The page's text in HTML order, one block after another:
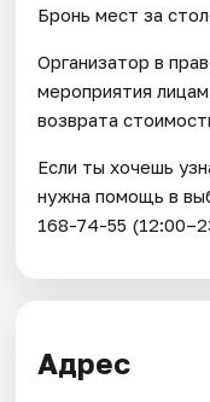
Бронь мест за
Организатор в
мероприятия
возврата
Если ты хочешь
нужна помощь в
168-74-55
Адрес